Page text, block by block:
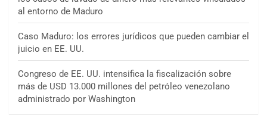
al entorno de Maduro
Caso Maduro: los errores jurídicos que pueden cambiar el
juicio en EE. UU.
Congreso de EE. UU. intensifica la fiscalización sobre
más de USD 13.000 millones del petróleo venezolano
administrado por Washington